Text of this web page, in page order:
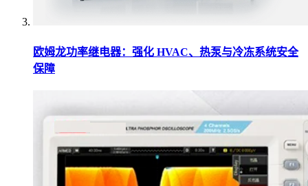
欧姆龙功率继电器：强化 HVAC、热泵与冷冻系统安全
保障